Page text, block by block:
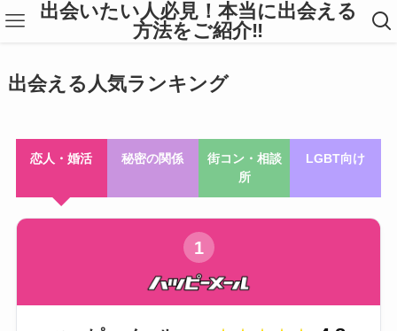
出会いたい人必見！本当に出会える
方法をご紹介‼
出会える人気ランキング
恋人・婚活 秘密の関係
街コン・相談
所
LGBT向け
1